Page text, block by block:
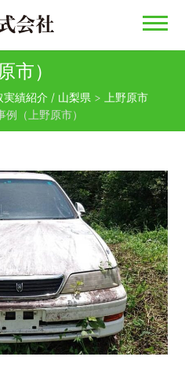
社
市）
実績紹介 / 山梨県 >
上野原市
例（上野原市）